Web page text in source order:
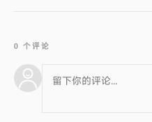
0 个评论